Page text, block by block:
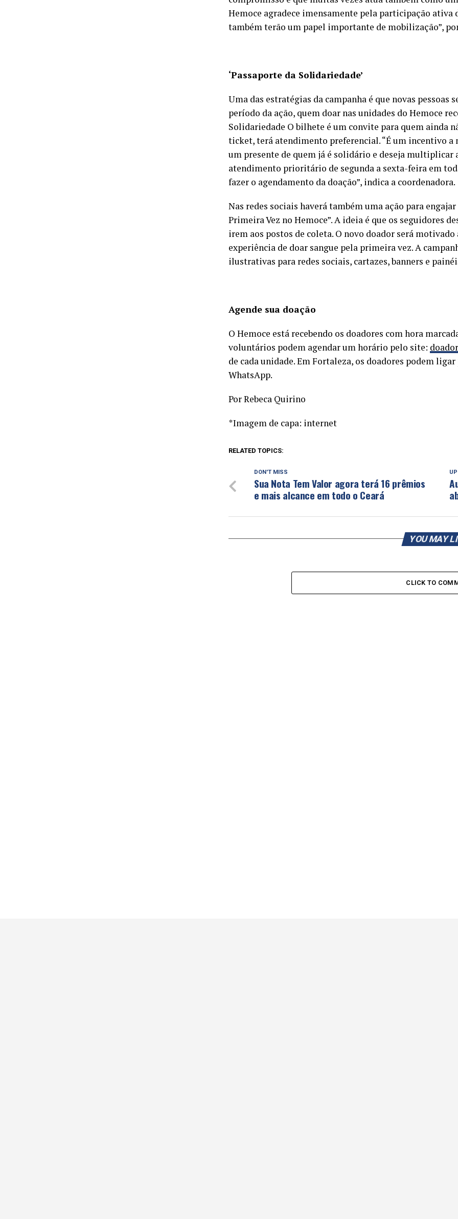
Hemoce agradece imensamente pela participação ativa
também terão um papel importante de mobilização”,
‘Passaporte da Solidariedade’
Uma das estratégias da campanha é que novas pessoas
período da ação, quem doar nas unidades do Hemoce
Solidariedade O bilhete é um convite para quem ainda
ticket, terá atendimento preferencial. “É um incentivo
um presente de quem já é solidário e deseja multiplicar
atendimento prioritário de segunda a sexta-feira em
fazer o agendamento da doação”, indica a coordenadora.
Nas redes sociais haverá também uma ação para
Primeira Vez no Hemoce”. A ideia é que os seguidores
irem aos postos de coleta. O novo doador será
experiência de doar sangue pela primeira vez. A
ilustrativas para redes sociais, cartazes, banners e
Agende sua doação
O Hemoce está recebendo os doadores com hora
voluntários podem agendar um horário pelo site:
de cada unidade. Em Fortaleza, os doadores podem ligar
WhatsApp.
Por Rebeca Quirino
*Imagem de capa: internet
RELATED TOPICS:
DON'T MISS
Sua Nota Tem Valor agora terá 16 prêmios
e mais alcance em todo o Ceará
YOU MAY
CLICK TO